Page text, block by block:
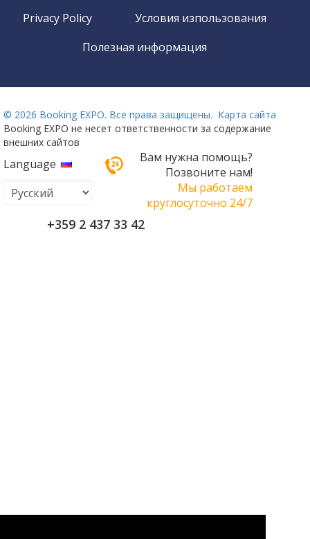
Privacy Policy
Условия изпользования
Полезная информация
© 2026 Booking EXPO. Все права защищены. Карта сайта
Booking EXPO не несет ответственности за содержание
внешних сайтов
Language
Вам нужна помощь?
Позвоните нам!
Мы работаем
круглосуточно 24/7
+359 2 437 33 42